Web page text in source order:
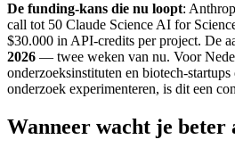
De funding-kans die nu loopt:
call tot 50 Claude Science AI for
$30.000 in API-credits per project. De
2026 — twee weken van nu. Voor
onderzoeksinstituten en biotech-
onderzoek experimenteren, is dit een
Wanneer wacht je beter